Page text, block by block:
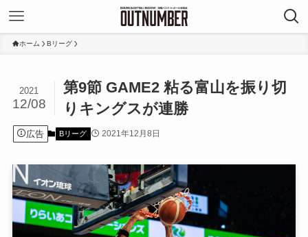
ホーム Bリーグ
第9節 GAME2 粘る富山を振り切
りキングスが連勝
2021
12/08
広告 Bリーグ 2021年12月8日